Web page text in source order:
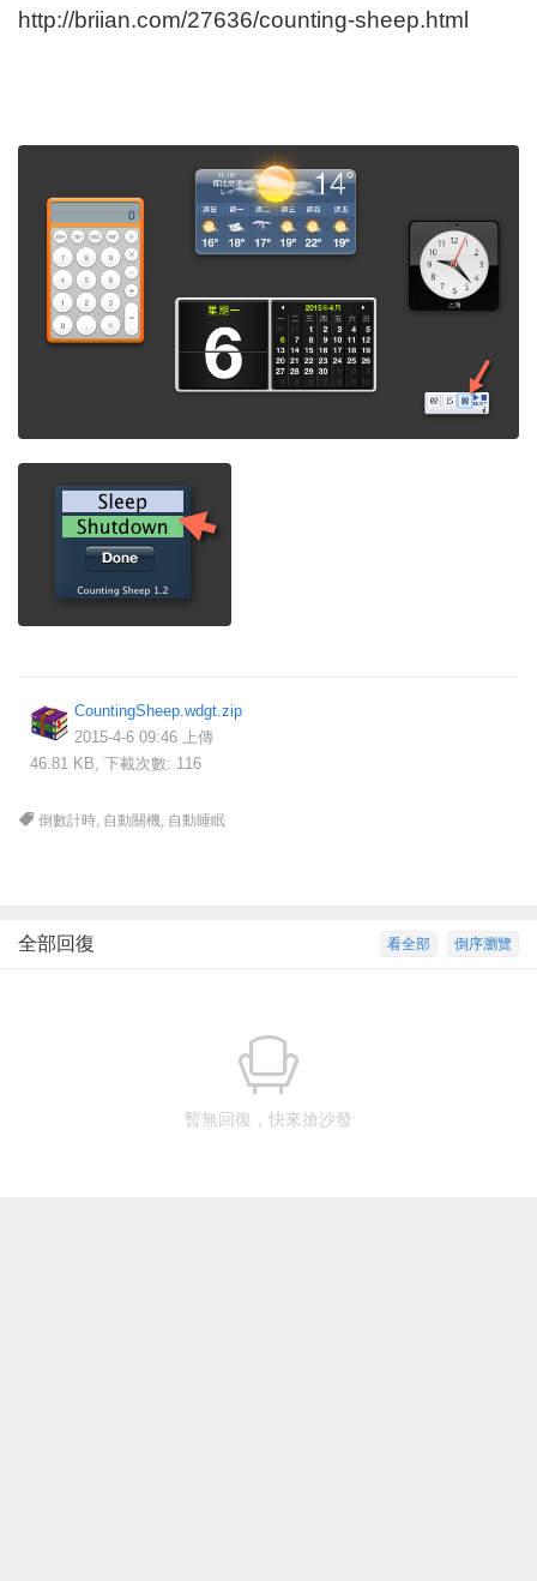
http://briian.com/27636/counting-sheep.html
CountingSheep.wdgt.zip
2015-4-6 09:46 上傳
46.81 KB, 下載次數: 116
倒數計時, 自動關機, 自動睡眠
倒序瀏覽
看全部
全部回復
暫無回復，快來搶沙發